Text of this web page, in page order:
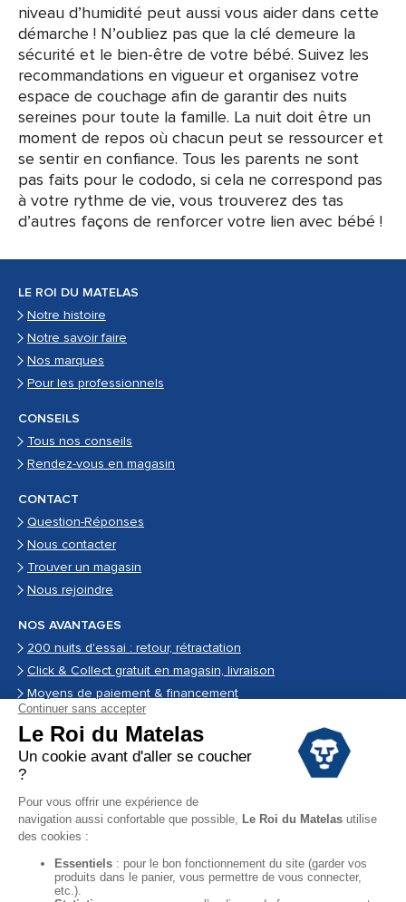
niveau d’humidité peut aussi vous aider dans cette
démarche ! N’oubliez pas que la clé demeure la
sécurité et le bien-être de votre bébé. Suivez les
recommandations en vigueur et organisez votre
espace de couchage afin de garantir des nuits
sereines pour toute la famille. La nuit doit être un
moment de repos où chacun peut se ressourcer et
se sentir en confiance. Tous les parents ne sont
pas faits pour le cododo, si cela ne correspond pas
à votre rythme de vie, vous trouverez des tas
d’autres façons de renforcer votre lien avec bébé !
LE ROI DU MATELAS
Notre histoire
Notre savoir faire
Nos marques
Pour les professionnels
CONSEILS
Tous nos conseils
Rendez-vous en magasin
CONTACT
Question-Réponses
Nous contacter
Trouver un magasin
Nous rejoindre
NOS AVANTAGES
200 nuits d'essai : retour, rétractation
Click & Collect gratuit en magasin, livraison
Moyens de paiement & financement
Garantie
Black Friday
Destockage
Soldes
Conditions Générales de vente magasin